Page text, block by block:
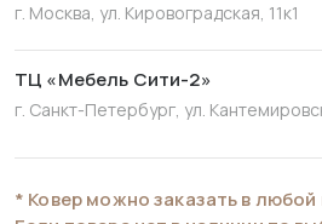
г. Москва, ул. Кировоградская, 11к1
ТЦ «Мебель Сити-2»
г. Санкт-Петербург, ул.
* Ковер можно заказать в